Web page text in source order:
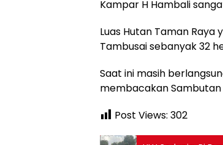
Kampar H Hambali
Luas Hutan Taman Raya
Tambusai sebanyak 32
Saat ini masih
membacakan Sambutan
Post Views: 302